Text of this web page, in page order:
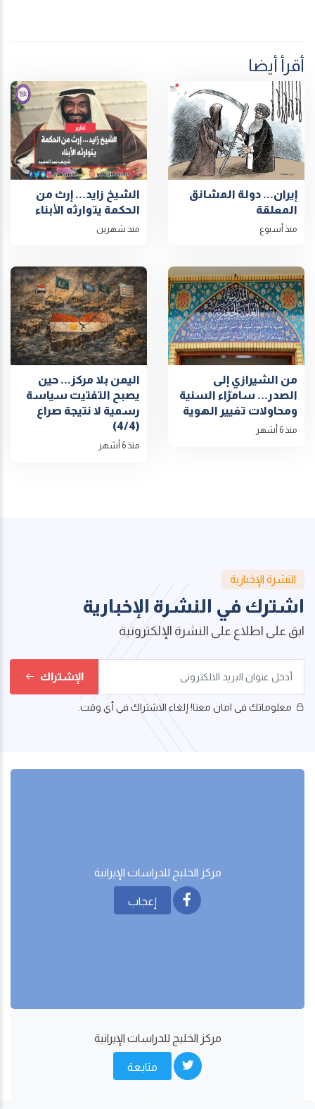
أقرأ أيضا
إيران... دولة المشانق
المعلقة
منذ أسبوع
الشيخ زايد... إرث من
الحكمة يتوارثه الأبناء
منذ شهرين
من الشيرازي إلى
الصدر... سامرّاء السنية
ومحاولات تغيير الهوية
منذ 6 أشهر
اليمن بلا مركز... حين
يصبح التفتيت سياسة
رسمية لا نتيجة صراع
(4/4)
منذ 6 أشهر
النشرة الإخبارية
اشترك في النشرة الإخبارية
ابق على اطلاع على النشرة الإلكترونية
الإشتراك
معلوماتك فى امان معنا! إلغاء الاشتراك في أي وقت.
مركز الخليج للدراسات اﻹيرانية
إعجاب
مركز الخليج للدراسات اﻹيرانية
متابعة